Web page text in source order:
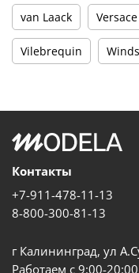
van Laack Versace
Vilebrequin
Контакты
+7-911-478-11-13
8-800-300-81-13
г Калининград, ул
Работаем с 9:00-20:00